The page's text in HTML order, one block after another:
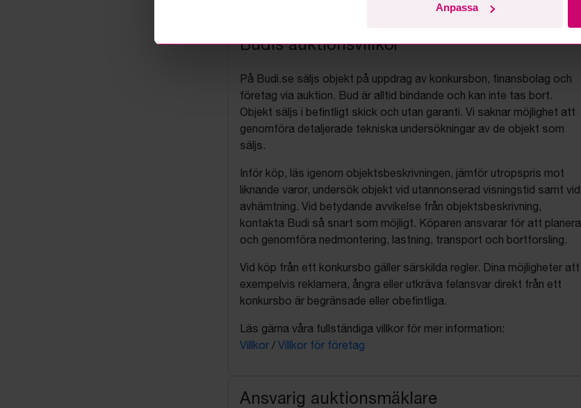
Anpassa
Budis auktionsvillkor
På Budi.se säljs objekt på uppdrag av konkursbon, finansbolag och
företag via auktion. Bud är alltid bindande och kan inte tas bort.
Objekt säljs i befintligt skick och utan garanti. Vi saknar möjlighet att
genomföra detaljerade tekniska undersökningar av de objekt som
säljs.
Inför köp, läs igenom objektsbeskrivningen, jämför utropspris mot
liknande varor, undersök objekt vid utannonserad visningstid samt vid
avhämtning. Vid betydande avvikelse från objektsbeskrivning,
kontakta Budi så snart som möjligt. Köparen ansvarar för att planera
och genomföra nedmontering, lastning, transport och bortforsling.
Vid köp från ett konkursbo gäller särskilda regler. Dina möjligheter att
exempelvis reklamera, ångra eller utkräva felansvar direkt från ett
konkursbo är begränsade eller obefintliga.
Läs gärna våra fullständiga villkor för mer information:
Villkor / Villkor för företag
Ansvarig auktionsmäklare